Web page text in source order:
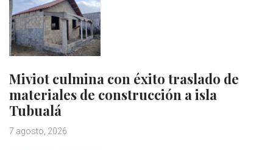
Miviot culmina con éxito traslado de
materiales de construcción a isla
Tubualá
7 agosto, 2026